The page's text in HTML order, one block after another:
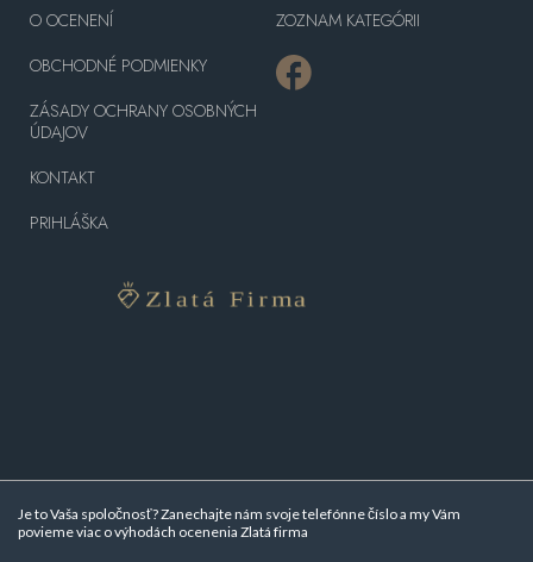
Je to Vaša spoločnosť? Zanechajte nám svoje telefónne číslo a my Vám
povieme viac ovýhodách ocenenia Zlatá firma
O OCENENÍ
OBCHODNÉ PODMIENKY
ZÁSADY OCHRANY OSOBNÝCH
ÚDAJOV
KONTAKT
PRIHLÁŠKA
ZOZNAM KATEGÓRII